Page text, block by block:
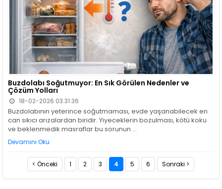
Buzdolabı Soğutmuyor: En Sık Görülen Nedenler ve
Çözüm Yolları
18-02-2026 03:31:36
Buzdolabının yeterince soğutmaması, evde yaşanabilecek en
can sıkıcı arızalardan biridir. Yiyeceklerin bozulması, kötü koku
ve beklenmedik masraflar bu sorunun ...
Devamını Oku
< Önceki 1 2 3 4 5 6 Sonraki >